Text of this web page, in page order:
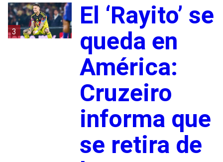
3
El ‘Rayito’ se
queda en
América:
Cruzeiro
informa que
se retira de